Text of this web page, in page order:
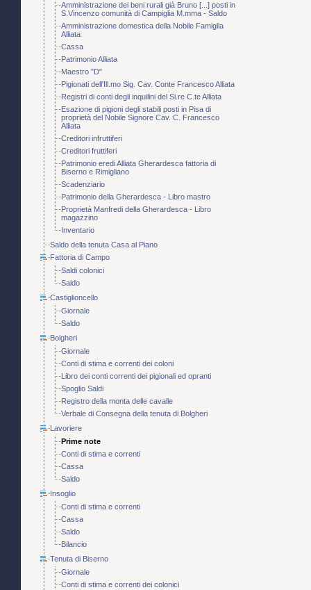
Amministrazione dei beni rurali già Bruno [...] posti in
S.Vincenzo comunità di Campiglia M.mma - Saldo
Amministrazione domestica della Nobile Famiglia
Alliata
Cassa
Patrimonio Alliata
Maestro "D"
Pigionati dell'Ill.mo Sig. Cav. Conte Francesco Alliata
Registri di conti degli inquilini del Si.re C.te Alliata
Esazione di pigioni degli stabili posti in Pisa di
proprietà del Nobile Signore Cav. C. Francesco
Alliata
Creditori infruttiferi
Creditori fruttiferi
Patrimonio eredi Alliata Gherardesca fattoria di
Biserno e Rimigliano
Scadenziario
Patrimonio della Gherardesca - Libro mastro
Proprietà Manfredi della Gherardesca - Libro
magazzino
Inventario
Saldo della tenuta Casa al Piano
Fattoria di Campo
Saldi colonici
Saldo
Castiglioncello
Giornale
Saldo
Bolgheri
Giornale
Conti di stima e correnti dei coloni
Libro dei conti correnti dei pigionali ed opranti
Spoglio Saldi
Registro della monta delle cavalle
Verbale di Consegna della tenuta di Bolgheri
Lavoriere
Prime note
Conti di stima e correnti
Cassa
Saldo
Insoglio
Conti di stima e correnti
Cassa
Saldo
Bilancio
Tenuta di Biserno
Giornale
Conti di stima e correnti dei colonici